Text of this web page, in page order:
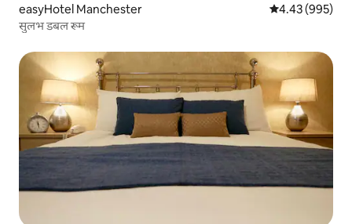
easyHotel Manchester औसत रेटिंग 5 में से
4.43 (995)
सुलभ डबल रूम